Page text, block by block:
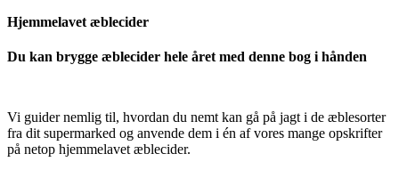
Hjemmelavet æblecider
Du kan brygge æblecider hele året med denne bog i hånden
Vi guider nemlig til, hvordan du nemt kan gå på jagt i de æblesorter
fra dit supermarked og anvende dem i én af vores mange opskrifter
på netop hjemmelavet æblecider.